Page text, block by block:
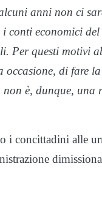
anni non ci
economici del
Per questi motivi
occasione, di fare
è, dunque, una
i concittadini alle